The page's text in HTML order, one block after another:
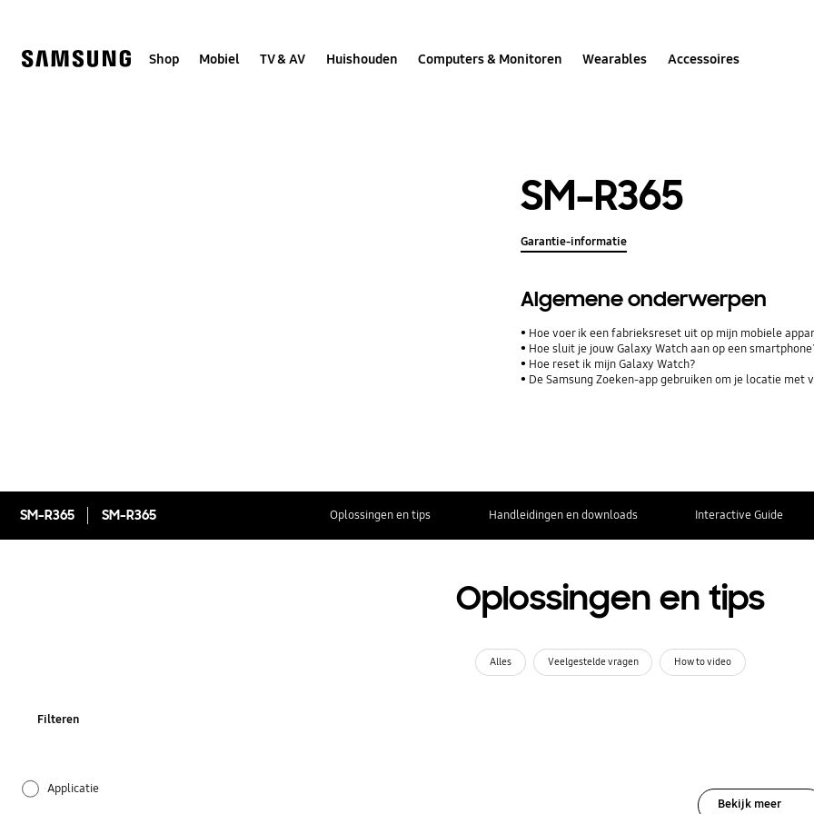
Shop Mobiel TV & AV Huishouden Computers & Monitoren Wearables Accessoires
SM-R365
Garantie-informatie
Algemene onderwerpen
Hoe voer ik een fabrieksreset uit op mijn mobiele
Hoe sluit je jouw Galaxy Watch aan op een
Hoe reset ik mijn Galaxy Watch?
De Samsung Zoeken-app gebruiken om je locatie
SM-R365 SM-R365 Oplossingen en tips Handleidingen en downloads Interactive Guide
Oplossingen en tips
Alles Veelgestelde vragen How to video
Filteren
Applicatie
Bekijk meer